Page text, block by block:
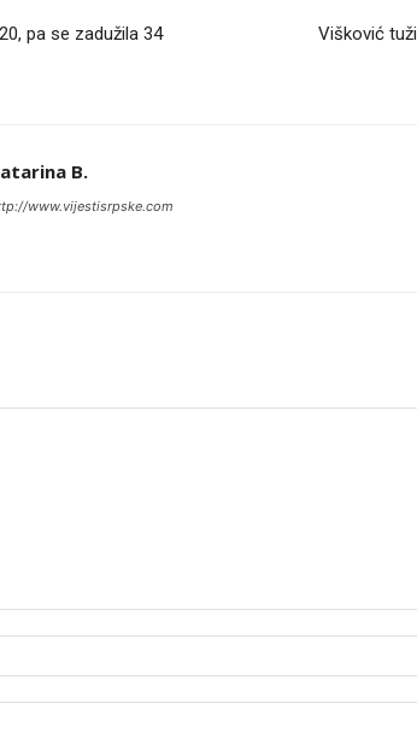
pa se zadužila 34
Višković
B.
www.vijestisrpske.com